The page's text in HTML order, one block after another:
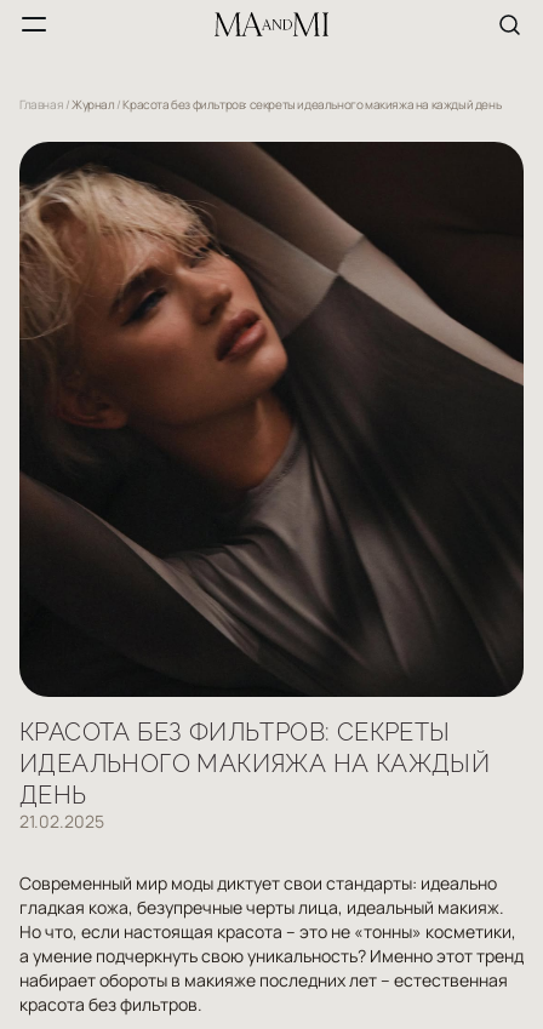
Главная /Журнал /Красота без фильтров: секреты идеального макияжа на каждый день
КРАСОТА БЕЗ ФИЛЬТРОВ: СЕКРЕТЫ
ИДЕАЛЬНОГО МАКИЯЖА НА КАЖДЫЙ
ДЕНЬ
21.02.2025
Современный мир моды диктует свои стандарты: идеально
гладкая кожа, безупречные черты лица, идеальный макияж.
Но что, если настоящая красота – это не «тонны» косметики,
а умение подчеркнуть свою уникальность? Именно этот тренд
набирает обороты в макияже последних лет – естественная
красота без фильтров.